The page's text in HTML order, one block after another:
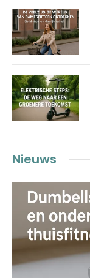
Nieuws